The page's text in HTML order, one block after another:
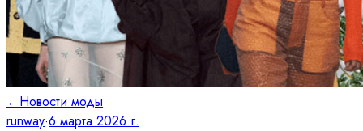
←Новости моды
runway·6 марта 2026 г.